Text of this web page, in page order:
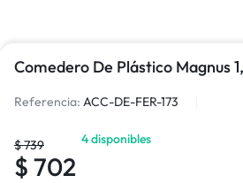
Comedero De Plástico Magnus
Referencia: ACC-DE-FER-173
$739
$ 702
4 disponibles